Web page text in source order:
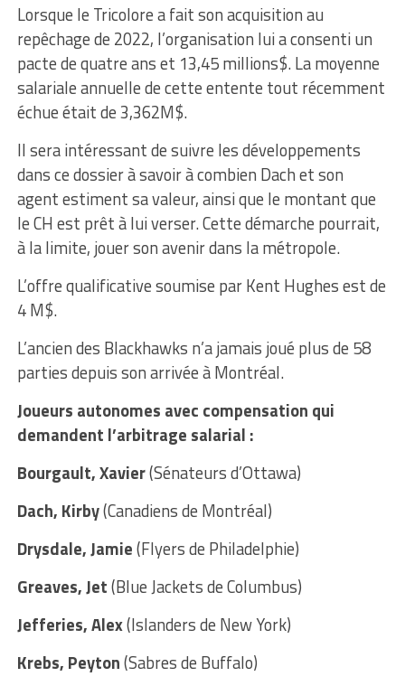
Lorsque le Tricolore a fait son acquisition au
repêchage de 2022, l’organisation lui a consenti un
pacte de quatre ans et 13,45 millions$. La moyenne
salariale annuelle de cette entente tout récemment
échue était de 3,362M$.
Il sera intéressant de suivre les développements
dans ce dossier à savoir à combien Dach et son
agent estiment sa valeur, ainsi que le montant que
le CH est prêt à lui verser. Cette démarche pourrait,
à la limite, jouer son avenir dans la métropole.
L’offre qualificative soumise par Kent Hughes est de
4 M$.
L’ancien des Blackhawks n’a jamais joué plus de 58
parties depuis son arrivée à Montréal.
Joueurs autonomes avec compensation qui
demandent l’arbitrage salarial :
Bourgault, Xavier(Sénateurs d’Ottawa)
Dach, Kirby(Canadiens de Montréal)
Drysdale, Jamie(Flyers de Philadelphie)
Greaves, Jet(Blue Jackets de Columbus)
Jefferies, Alex(Islanders de New York)
Krebs, Peyton(Sabres de Buffalo)